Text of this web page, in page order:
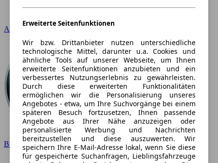
Audi
BMW
Erweiterte Seitenfunktionen
Wir bzw. Drittanbieter nutzen unterschiedliche
technologische Mittel, darunter u.a. Cookies und
ähnliche Tools auf unserer Webseite, um Ihnen
erweiterte Seitenfunktionen anzubieten und ein
verbessertes Nutzungserlebnis zu gewährleisten.
Durch diese erweiterten Funktionalitäten
ermöglichen wir die Personalisierung unseres
Angebotes - etwa, um Ihre Suchvorgänge bei einem
späteren Besuch fortzusetzen, Ihnen passende
Angebote aus Ihrer Nähe anzuzeigen oder
personalisierte Werbung und Nachrichten
bereitzustellen und diese auszuwerten. Wir
speichern Ihre E-Mail-Adresse lokal, wenn Sie diese
für gespeicherte Suchanfragen, Lieblingsfahrzeuge